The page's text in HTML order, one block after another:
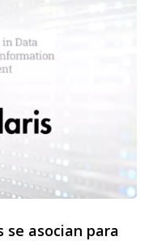
se asocian para